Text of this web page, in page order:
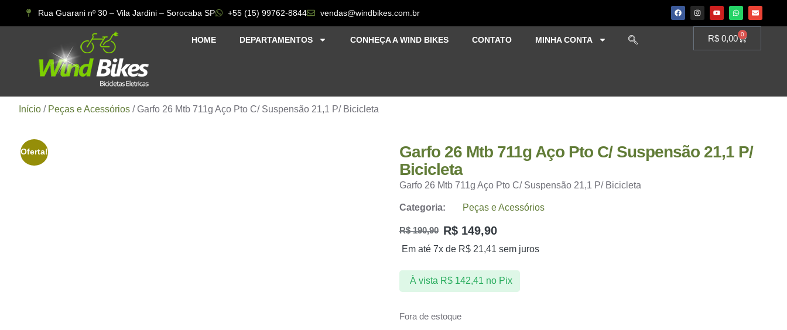
Rua Guarani nº 30 – Vila Jardini – Sorocaba SP +55 (15) 99762-8844 vendas@windbikes.com.br
HOME DEPARTAMENTOS CONHEÇA A WIND BIKES CONTATO MINHA CONTA R$ 0,00 0
Início / Peças e Acessórios / Garfo 26 Mtb 711g Aço Pto C/ Suspensão 21,1 P/ Bicicleta
Oferta!
Garfo 26 Mtb 711g Aço Pto C/ Suspensão 21,1 P/
Bicicleta
Garfo 26 Mtb 711g Aço Pto C/ Suspensão 21,1 P/ Bicicleta
Categoria: Peças e Acessórios
R$190,90 R$ 149,90
Em até 7x de R$ 21,41 sem juros
À vista R$142,41 no Pix
Fora de estoque